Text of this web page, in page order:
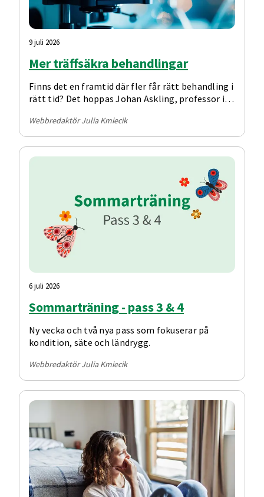
9 juli 2026
Mer träffsäkra behandlingar
Finns det en framtid där fler får rätt behandling i
rätt tid? Det hoppas Johan Askling, professor i
reumatologi.
Webbredaktör Julia Kmiecik
6 juli 2026
Sommarträning - pass 3 & 4
Ny vecka och två nya pass som fokuserar på
kondition, säte och ländrygg.
Webbredaktör Julia Kmiecik